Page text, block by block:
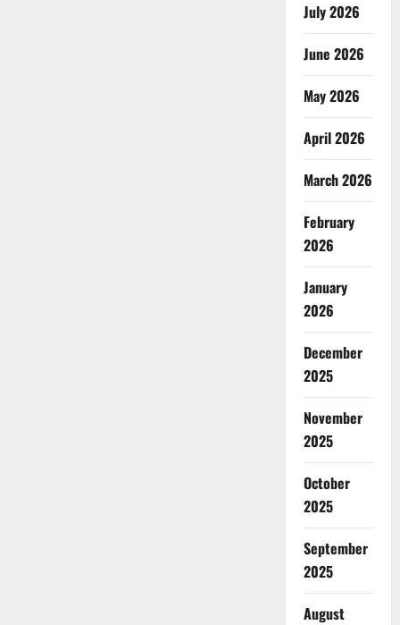
July 2026
June 2026
May 2026
April 2026
March 2026
February
2026
January
2026
December
2025
November
2025
October
2025
September
2025
August